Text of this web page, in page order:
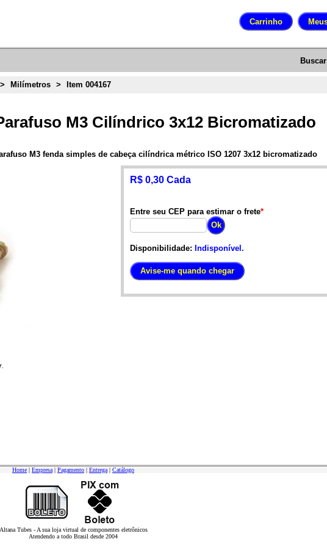
Buscar
> Milímetros > Item 004167
M3 Cilíndrico 3x12 Bicromatizado
M3 fenda simples de cabeça cilíndrica métrico ISO 1207 3x12 bicromatizado
R$ 0,30 Cada
Entre seu CEP para estimar o frete*
Disponibilidade: Indisponível.
Home | Empresa | Pagamento | Entrega | Catálogo
Altana Tubes - A sua loja virtual de componentes eletrônicos
Atendendo a todo Brasil desde 2004